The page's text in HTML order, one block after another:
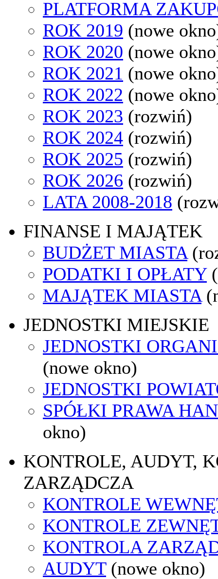
PLATFORMA
ROK 2019 (nowe
ROK 2020 (nowe
ROK 2021 (nowe
ROK 2022 (nowe
ROK 2023 (rozwiń)
ROK 2024 (rozwiń)
ROK 2025 (rozwiń)
ROK 2026 (rozwiń)
LATA 2008-2018
FINANSE I MAJĄTEK
BUDŻET MIASTA
PODATKI I OPŁATY
MAJĄTEK MIASTA
JEDNOSTKI MIEJSKIE
JEDNOSTKI
(nowe okno)
JEDNOSTKI
SPÓŁKI PRAWA
okno)
KONTROLE, AUDYT,
ZARZĄDCZA
KONTROLE
KONTROLE
KONTROLA
AUDYT (nowe okno)